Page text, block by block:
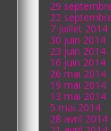
29
22
7 juillet 2014
30 juin 2014
23 juin 2014
16 juin 2014
26 mai 2014
19 mai 2014
13 mai 2014
5 mai 2014
28 avril 2014